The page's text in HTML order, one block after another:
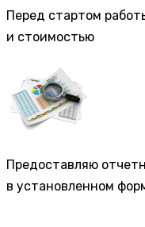
Перед стартом
и стоимостью
Предоставляю
в установленном